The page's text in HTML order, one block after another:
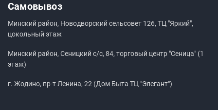
Самовывоз
Минский район, Новодворский сельсовет 126, ТЦ "Яркий",
цокольный этаж
Минский район, Сеницкий с/с, 84, торговый центр "Сеница" (1
этаж)
г. Жодино, пр-т Ленина, 22 (Дом Быта ТЦ "Элегант")